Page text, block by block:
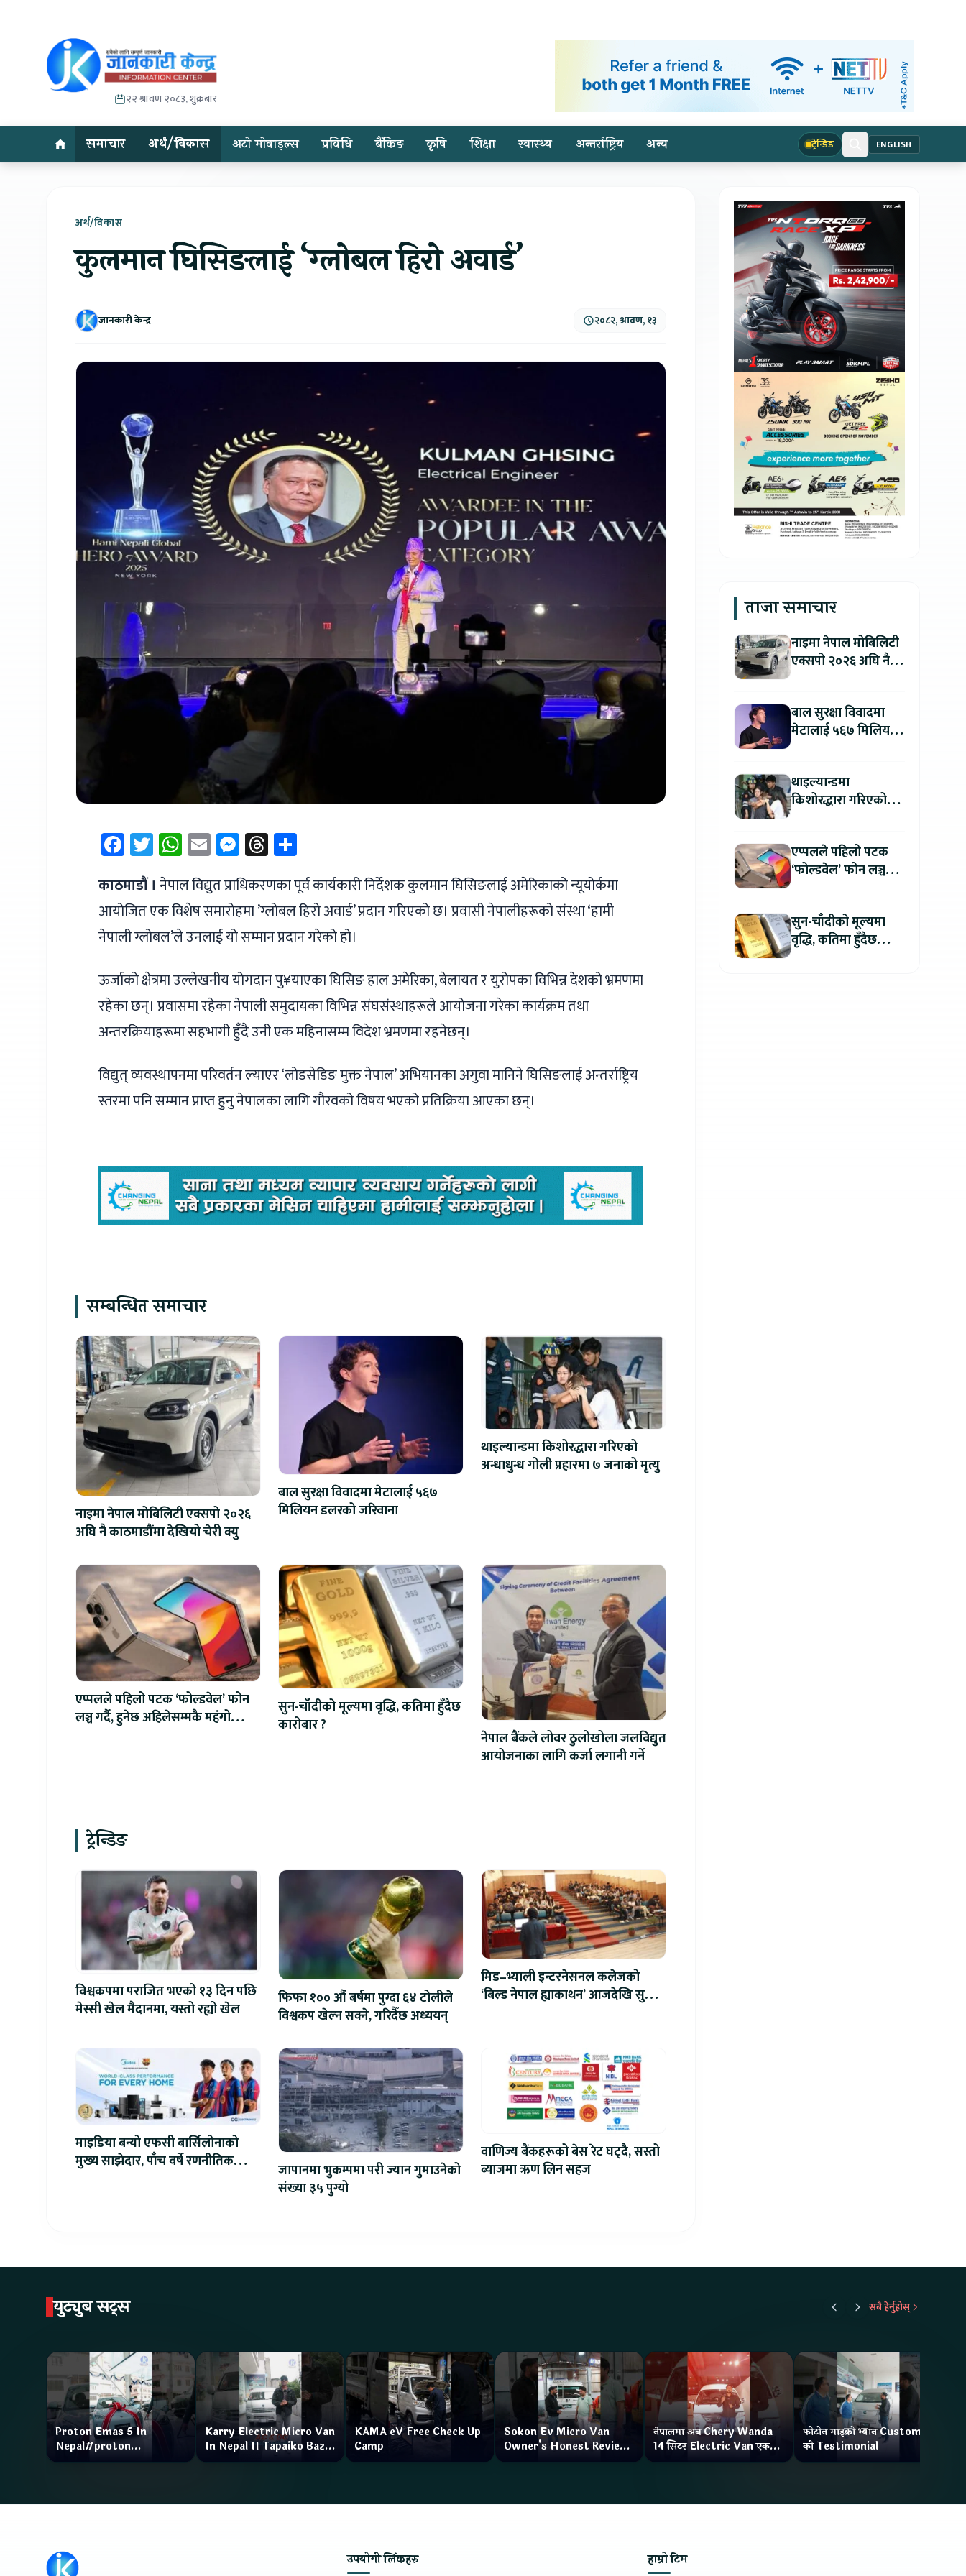
२२ श्रावण २०८३, शुक्रबार
समाचार अर्थ/विकास अटो मोवाइल्स प्रविधि बैंकिङ कृषि शिक्षा स्वास्थ्य अन्तर्राष्ट्रिय अन्य ट्रेन्डिङ ENGLISH
अर्थ/विकास
कुलमान घिसिङलाई ‘ग्लोबल हिरो अवार्ड’
जानकारी केन्द्र २०८२, श्रावण, १३
Facebook
Twitter
WhatsApp
EmailMessenger
Threads
काठमाडौं । नेपाल विद्युत प्राधिकरणका पूर्व कार्यकारी निर्देशक कुलमान घिसिङलाई अमेरिकाको न्यूयोर्कमा
आयोजित एक विशेष समारोहमा ’ग्लोबल हिरो अवार्ड’ प्रदान गरिएको छ। प्रवासी नेपालीहरूको संस्था ‘हामी
नेपाली ग्लोबल’ले उनलाई यो सम्मान प्रदान गरेको हो।
ऊर्जाको क्षेत्रमा उल्लेखनीय योगदान पु¥याएका घिसिङ हाल अमेरिका, बेलायत र युरोपका विभिन्न देशको भ्रमणमा
रहेका छन्। प्रवासमा रहेका नेपाली समुदायका विभिन्न संघसंस्थाहरूले आयोजना गरेका कार्यक्रम तथा
अन्तरक्रियाहरूमा सहभागी हुँदै उनी एक महिनासम्म विदेश भ्रमणमा रहनेछन्।
विद्युत् व्यवस्थापनमा परिवर्तन ल्याएर ‘लोडसेडिङ मुक्त नेपाल’ अभियानका अगुवा मानिने घिसिङलाई अन्तर्राष्ट्रिय
स्तरमा पनि सम्मान प्राप्त हुनु नेपालका लागि गौरवको विषय भएको प्रतिक्रिया आएका छन्।
सम्बन्धित समाचार
नाइमा नेपाल मोबिलिटी एक्सपो २०२६
अघि नै काठमाडौंमा देखियो चेरी क्यु
बाल सुरक्षा विवादमा मेटालाई ५६७
मिलियन डलरको जरिवाना
थाइल्यान्डमा किशोरद्धारा गरिएको
अन्धाधुन्ध गोली प्रहारमा ७ जनाको मृत्यु
एप्पलले पहिलो पटक ‘फोल्डवेल’ फोन
लञ्च गर्दै, हुनेछ अहिलेसम्मकै महंगो
सुन-चाँदीको मूल्यमा वृद्धि, कतिमा हुँदैछ
कारोबार ?
नेपाल बैंकले लोवर ठुलोखोला जलविद्युत
आयोजनाका लागि कर्जा लगानी गर्ने
ट्रेन्डिङ
विश्वकपमा पराजित भएको १३ दिन पछि
मेस्सी खेल मैदानमा, यस्तो रह्यो खेल
फिफा १०० औं बर्षमा पुग्दा ६४ टोलीले
विश्वकप खेल्न सक्ने, गरिदैँछ अध्ययन्
मिड–भ्याली इन्टरनेसनल कलेजको
‘बिल्ड नेपाल ह्याकाथन’ आजदेखि सुरु,
माइडिया बन्यो एफसी बार्सिलोनाको
मुख्य साझेदार, पाँच वर्षे रणनीतिक
जापानमा भुकम्पमा परी ज्यान गुमाउनेको
संख्या ३५ पुग्यो
वाणिज्य बैंकहरूको बेस रेट घट्दै, सस्तो
ब्याजमा ऋण लिन सहज
ताजा समाचार
नाइमा नेपाल मोबिलिटी
एक्सपो २०२६ अघि नै
बाल सुरक्षा विवादमा
मेटालाई ५६७ मिलियन
थाइल्यान्डमा
किशोरद्धारा गरिएको
एप्पलले पहिलो पटक
‘फोल्डवेल’ फोन लञ्च
सुन-चाँदीको मूल्यमा
वृद्धि, कतिमा हुँदैछ
युट्युब सट्स सबै हेर्नुहोस्
Proton Emas 5 In
Nepal#proton
#protonemas5#protonnepal#evcarnepal
Karry Electric Micro Van
In Nepal II Tapaiko Bazar
II Jankari Kendra
KAMA eV Free Check Up
Camp
Sokon Ev Micro Van
Owner's Honest Review
How is the service?
नेपालमा अब Chery Wanda
14 सिटर Electric Van एक
Charge मा दिन्छ 300KM
फोटोन माइक्रो भ्यान Customer
को Testimonial
उपयोगी लिंकहरु हाम्रो टिम